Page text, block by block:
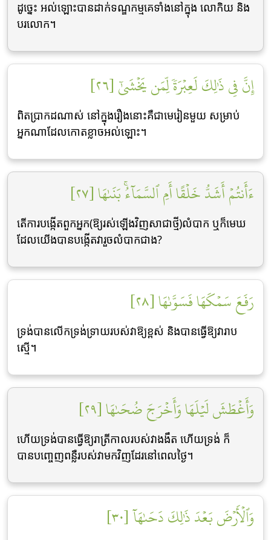
ដូចេ្នះ អល់ឡោះបានដាក់ទណ្ឌកម្មគេទាំងនៅក្នុង លោកិយ និង
បរលោក។
إِنَّ فِي ذَٰلِكَ لَعِبۡرَةٗ لِّمَن يَخۡشَىٰٓ [٢٦]
ពិតប្រាកដណាស់ នៅក្នុងរឿងនោះគឺជាមេរៀនមួយ សម្រាប់
អ្នកណាដែលកោតខ្លាចអល់ឡោះ។
ءَأَنتُمۡ أَشَدُّ خَلۡقًا أَمِ ٱلسَّمَآءُۚ بَنَىٰهَا [٢٧]
តើការបង្កើតពួកអ្នក(ឱ្យរស់ឡើងវិញសាជាថ្មី)លំបាក ឬក៏មេឃ
ដែលយើងបានបង្កើតវារួចលំបាកជាង?
رَفَعَ سَمۡكَهَا فَسَوَّىٰهَا [٢٨]
ទ្រង់បានលើកទ្រង់ទ្រាយរបស់វាឱ្យខ្ពស់ និងបានធ្វើឱ្យវារាប
ស្មើ។
وَأَغۡطَشَ لَيۡلَهَا وَأَخۡرَجَ ضُحَىٰهَا [٢٩]
ហើយទ្រង់បានធ្វើឱ្យរាត្រីកាលរបស់វាងងឹត ហើយទ្រង់ ក៏
បានបពោ្ចញពន្លឺរបស់វាមកវិញដែរនៅពេលថ្ងៃ។
وَٱلۡأَرۡضَ بَعۡدَ ذَٰلِكَ دَحَىٰهَآ [٣٠]